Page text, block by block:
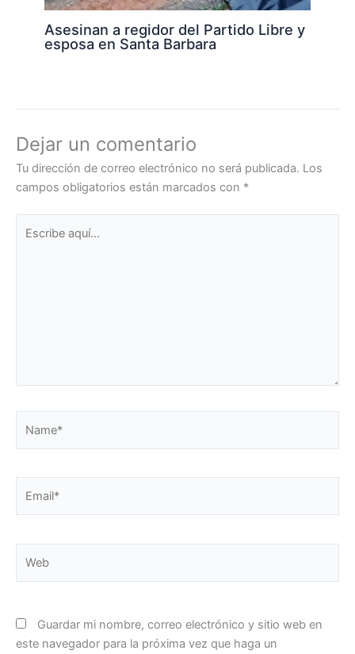
Asesinan a regidor del Partido Libre y
esposa en Santa Barbara
Dejar un comentario
Tu dirección de correo electrónico no será publicada. Los
campos obligatorios están marcados con *
Guardar mi nombre, correo electrónico y sitio web en
este navegador para la próxima vez que haga un